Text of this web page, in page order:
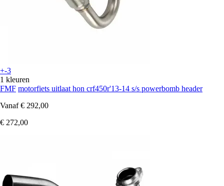
+-3
1 kleuren
FMF motorfiets uitlaat hon crf450r'13-14 s/s powerbomb header
Vanaf € 292,00
€ 272,00